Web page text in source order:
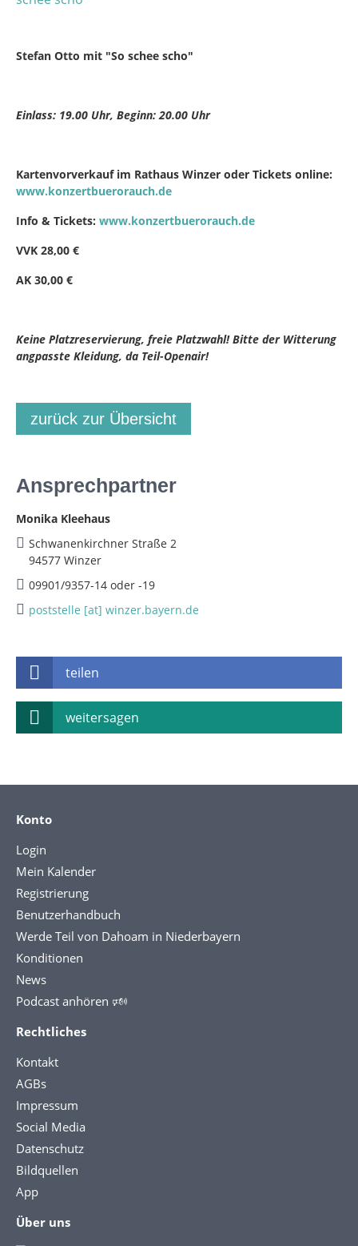
Stefan Otto mit "So schee scho"
Einlass: 19.00 Uhr, Beginn: 20.00 Uhr
Kartenvorverkauf im Rathaus Winzer oder Tickets online:
www.konzertbuerorauch.de
Info & Tickets: www.konzertbuerorauch.de
VVK 28,00 €
AK 30,00 €
Keine Platzreservierung, freie Platzwahl! Bitte der Witterung
angpasste Kleidung, da Teil-Openair!
zurück zur Übersicht
Ansprechpartner
Monika Kleehaus
Schwanenkirchner Straße 2
94577 Winzer
09901/9357-14 oder -19
poststelle [at] winzer.bayern.de
teilen
weitersagen
Konto
Login
Mein Kalender
Registrierung
Benutzerhandbuch
Werde Teil von Dahoam in Niederbayern
Konditionen
News
Podcast anhören 🕬
Rechtliches
Kontakt
AGBs
Impressum
Social Media
Datenschutz
Bildquellen
App
Über uns